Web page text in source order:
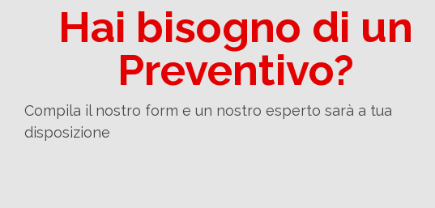
Hai bisogno di un
Preventivo?
Compila il nostro form e un nostro esperto sarà a tua
disposizione